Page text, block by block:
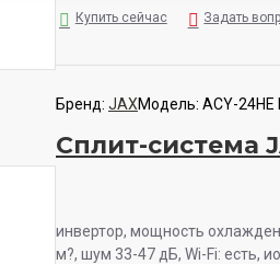
Купить сейчас Задать
Бренд: JAXМодель: ACY-24HE
Сплит-система
инвертор, мощность
м?, шум 33-47 дБ, Wi-Fi: есть,